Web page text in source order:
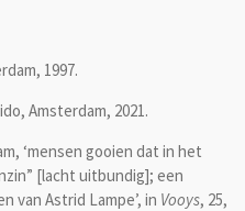
1997.
Amsterdam, 2021.
‘mensen gooien dat in het
[lacht uitbundig]; een
van Astrid Lampe’, in Vooys, 25,